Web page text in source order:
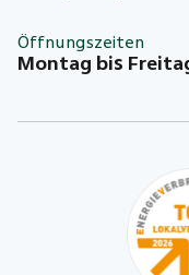
Öffnungszeiten
Montag bis